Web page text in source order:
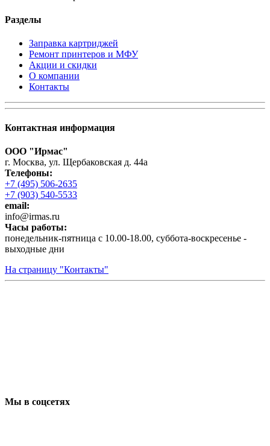
Разделы
Заправка картриджей
Ремонт принтеров и МФУ
Акции и скидки
О компании
Контакты
Контактная информация
ООО "Ирмас"
г. Москва, ул. Щербаковская д. 44а
Телефоны:
+7 (495) 506-2635
+7 (903) 540-5533
email:
infо@irmas.ru
Часы работы:
понедельник-пятница с 10.00-18.00, суббота-воскресенье -
выходные дни
На страницу "Контакты"
Мы в соцсетях